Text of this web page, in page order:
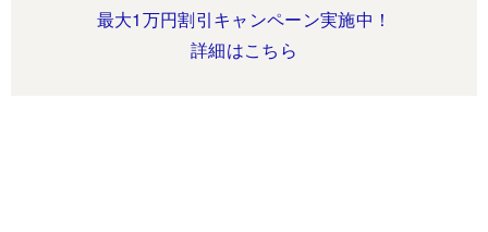
最大1万円割引キャンペーン実施中！
詳細はこちら